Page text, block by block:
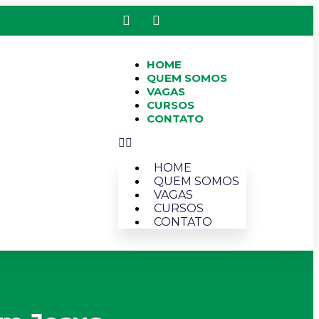
HOME
QUEM SOMOS
VAGAS
CURSOS
CONTATO
HOME
QUEM SOMOS
VAGAS
CURSOS
CONTATO